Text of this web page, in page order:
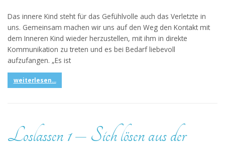
Das innere Kind steht für das Gefühlvolle auch das Verletzte in
uns. Gemeinsam machen wir uns auf den Weg den Kontakt mit
dem Inneren Kind wieder herzustellen, mit ihm in direkte
Kommunikation zu treten und es bei Bedarf liebevoll
aufzufangen. „Es ist
weiterlesen...
Loslassen 1 – Sich lösen aus der